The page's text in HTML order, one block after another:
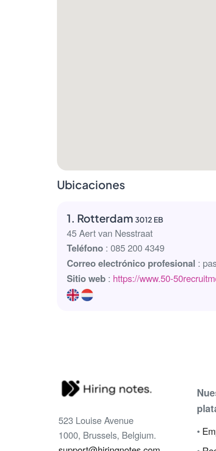
Ubicaciones
1. Rotterdam 3012 EB
45 Aert van Nesstraat
Teléfono: 085 200 4349
Correo electrónico profesional :
Sitio web: https://www.50-
523 Louise Avenue
1000, Brussels, Belgium.
•